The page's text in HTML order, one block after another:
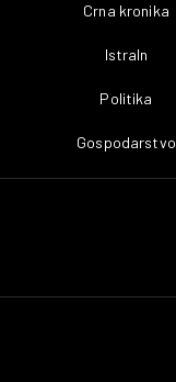
Crna kronika
IstraIn
Politika
Gospodarstvo